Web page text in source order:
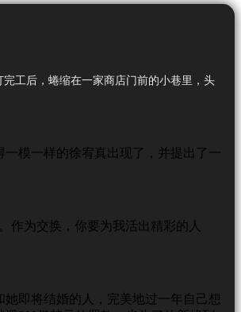
完工后，蜷缩在一家商店门前的小巷里，头
一模一样的徐宥真出现了，并提出了一
作为交换，你要为我活出精彩的人
她即将结婚的人，完美地过一年自己想